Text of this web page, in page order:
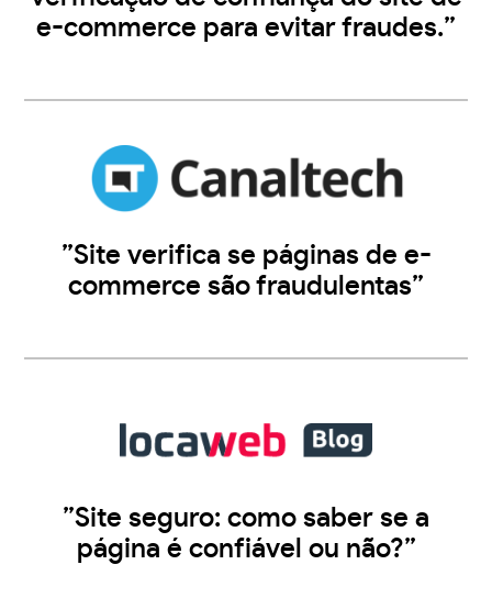
e-commerce para evitar fraudes.”
”Site verifica se páginas de e-
commerce são fraudulentas”
”Site seguro: como saber se a
página é confiável ou não?”